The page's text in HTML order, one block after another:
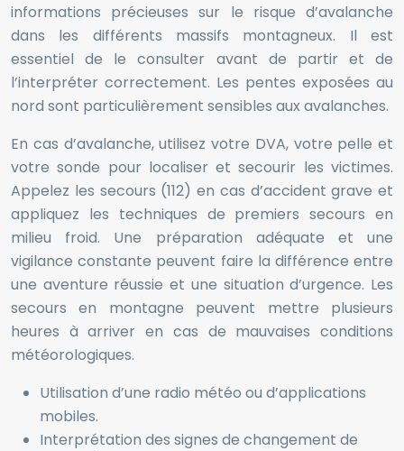
informations précieuses sur le risque d’avalanche
dans les différents massifs montagneux. Il est
essentiel de le consulter avant de partir et de
l’interpréter correctement. Les pentes exposées au
nord sont particulièrement sensibles aux avalanches.
En cas d’avalanche, utilisez votre DVA, votre pelle et
votre sonde pour localiser et secourir les victimes.
Appelez les secours (112) en cas d’accident grave et
appliquez les techniques de premiers secours en
milieu froid. Une préparation adéquate et une
vigilance constante peuvent faire la différence entre
une aventure réussie et une situation d’urgence. Les
secours en montagne peuvent mettre plusieurs
heures à arriver en cas de mauvaises conditions
météorologiques.
Utilisation d’une radio météo ou d’applications
mobiles.
Interprétation des signes de changement de